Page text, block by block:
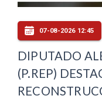
07-08-2026 12:45
DIPUTADO
(P.REP)